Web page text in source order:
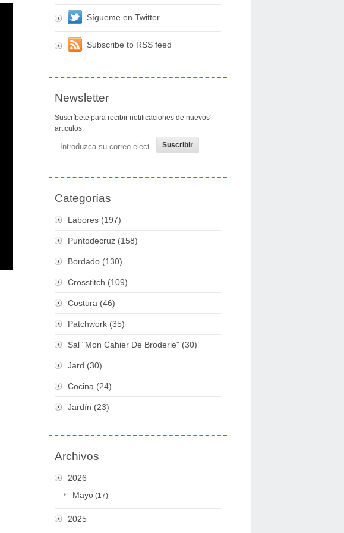
Sígueme en Twitter
Subscribe to RSS feed
Newsletter
Suscríbete para recibir notificaciones de nuevos
artículos.
Email
Categorías
Labores (197)
Puntodecruz (158)
Bordado (130)
Crosstitch (109)
Costura (46)
Patchwork (35)
Sal "mon Cahier De Broderie" (30)
Jard (30)
Cocina (24)
Jardín (23)
Archivos
2026
Mayo (17)
2025